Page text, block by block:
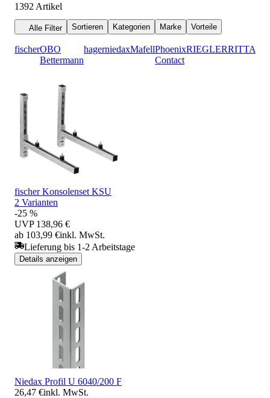
1392 Artikel
Alle Filter Sortieren Kategorien Marke Vorteile
fischerOBO
Bettermann
hagerniedaxMafellPhoenix
Contact
RIEGLERRITTAL
fischer Konsolenset KSU
2 Varianten
-25 %
UVP 138,96 €
ab 103,99 €inkl. MwSt.
Lieferung bis 1-2 Arbeitstage
Details anzeigen
Niedax Profil U 6040/200 F
26,47 €inkl. MwSt.